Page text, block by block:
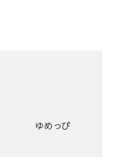
ゆめっぴ